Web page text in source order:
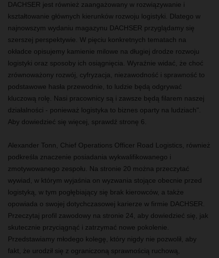
DACHSER jest również zaangażowany w rozwiązywanie i
kształtowanie głównych kierunków rozwoju logistyki. Dlatego w
najnowszym wydaniu magazynu DACHSER przyglądamy się
szerszej perspektywie. W pięciu konkretnych tematach na
okładce opisujemy kamienie milowe na długiej drodze rozwoju
logistyki oraz sposoby ich osiągnięcia. Wyraźnie widać, że choć
zrównoważony rozwój, cyfryzacja, niezawodność i sprawność to
podstawowe hasła przewodnie, to ludzie będą odgrywać
kluczową rolę. Nasi pracownicy są i zawsze będą filarem naszej
działalności - ponieważ logistyka to biznes oparty na ludziach".
Aby dowiedzieć się więcej, sprawdź stronę 6.
Alexander Tonn, Chief Operations Officer Road Logistics, również
podkreśla znaczenie posiadania wykwalifikowanego i
zmotywowanego zespołu. Na stronie 20 można przeczytać
wywiad, w którym wyjaśnia on wyzwania stojące obecnie przed
logistyką, w tym pogłębiający się brak kierowców, a także
opowiada o swojej dotychczasowej karierze w firmie DACHSER.
Przeczytaj profil zawodowy na stronie 24, aby dowiedzieć się, jak
skutecznie przyciągnąć i zatrzymać nowe pokolenie.
Przedstawiamy młodego kolegę, który nigdy nie pozwolił, aby
fakt, że urodził się z ograniczoną sprawnością ruchową,